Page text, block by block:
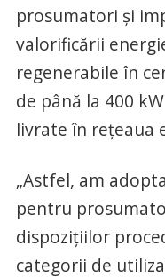
prosumatori şi
valorificării
regenerabile în
de până la 400
livrate în reţeaua
„Astfel, am
pentru
dispoziţiilor
categorii de